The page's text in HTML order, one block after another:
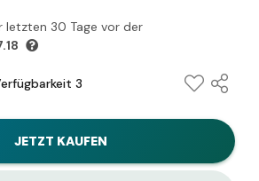
letzten 30 Tage vor der
3
JETZT KAUFEN